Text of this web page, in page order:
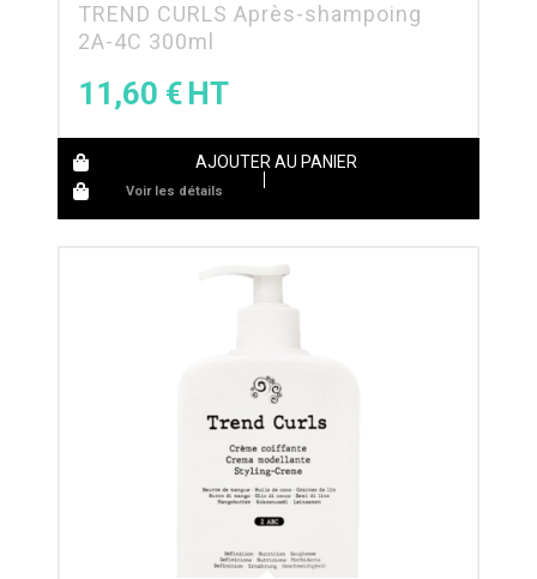
TREND CURLS Après-shampoing
2A-4C 300ml
11,60 €
AJOUTER AU PANIER
Voir les détails